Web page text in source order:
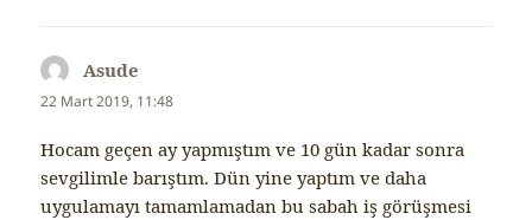
Asude
ki:
22 Mart 2019, 11:48
Hocam geçen ay yapmıştım ve 10 gün kadar sonra
sevgilimle barıştım. Dün yine yaptım ve daha
uygulamayı tamamlamadan bu sabah iş görüşmesi